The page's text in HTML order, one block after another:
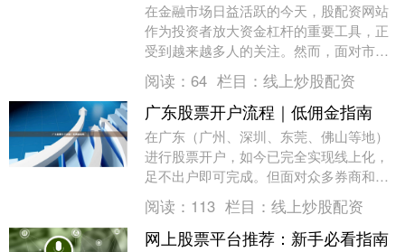
在金融市场日益活跃的今天，股配资网站
作为投资者放大资金杠杆的重要工具，正
受到越来越多人的关注。然而，面对市场
上数量众多的配资平台，如何筛选出真正
正规、安全、低息....
阅读： 64 栏目： 线上炒股配资
广东股票开户流程｜低佣金指南
在广东（广州、深圳、东莞、佛山等地）
进行股票开户，如今已完全实现线上化，
足不出户即可完成。但面对众多券商和佣
金标准，如何选择低佣金账户、避免踩
坑，是投资者最关心....
阅读： 113 栏目： 线上炒股配资
网上股票平台推荐：新手必看指南